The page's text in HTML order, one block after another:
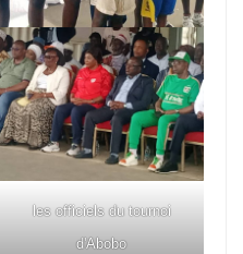
les officiels du tournoi
d'Abobo